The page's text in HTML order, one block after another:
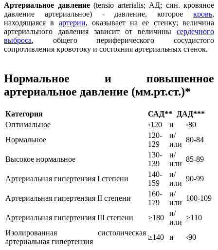
Артериальное давление(tensio arterialis; АД; син. кровяное
давление артериальное) - давление, которое кровь,
находящаяся в артерии, оказывает на ее стенку; величина
артериального давления зависит от величины сердечного
выброса, общего периферического сосудистого
сопротивления кровотоку и состояния артериальных стенок.
Нормальное и повышенное
артериальное давление (мм.рт.ст.)*
Категория САД**
ДАД***
Оптимальное
‹120 и
‹80
Нормальное
120-
129
и/
или
80-84
Высокое нормальное
130-
139
и/
или
85-89
Артериальная гипертензия I степени
140-
159
и/
или
90-99
Артериальная гипертензия II степени
160-
179
и/
или
100-109
Артериальная гипертензия III степени ≥180
и/
или
≥110
Изолированная систолическая
артериальная гипертензия
≥140 и ‹90